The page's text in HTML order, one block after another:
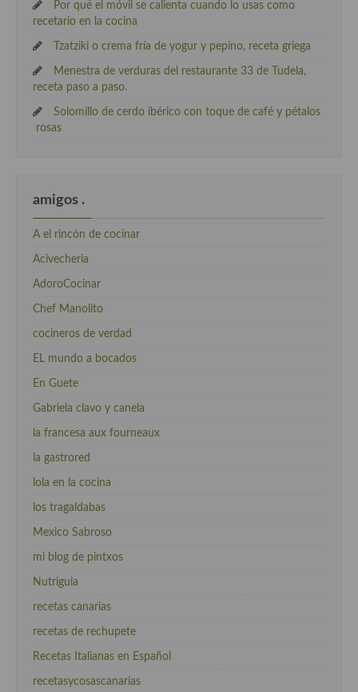
Por qué el móvil se calienta cuando lo usas como
recetario en la cocina
Tzatziki o crema fría de yogur y pepino, receta griega
Menestra de verduras del restaurante 33 de Tudela,
receta paso a paso.
Solomillo de cerdo ibérico con toque de café y pétalos
rosas
amigos .
A el rincón de cocinar
Acivecheria
AdoroCocinar
Chef Manolito
cocineros de verdad
EL mundo a bocados
En Guete
Gabriela clavo y canela
la francesa aux fourneaux
la gastrored
lola en la cocina
los tragaldabas
Mexico Sabroso
mi blog de pintxos
Nutriguia
recetas canarias
recetas de rechupete
Recetas Italianas en Español
recetasycosascanarias